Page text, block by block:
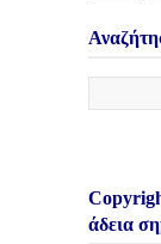
Άρθρων
άδεια